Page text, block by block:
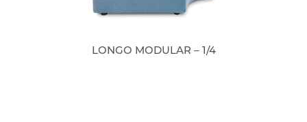
LONGO MODULAR – 1/4